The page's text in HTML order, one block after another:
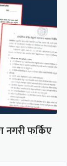
नगरी फर्किए